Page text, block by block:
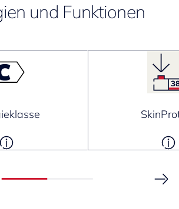
und Funktionen